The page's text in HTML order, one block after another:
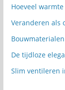
Hoeveel
Veranderen als
De tijdloze
Slim ventileren